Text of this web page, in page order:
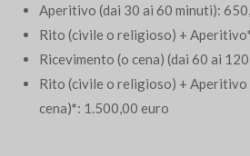
Aperitivo (dai 30 ai 60 minuti):
Rito (civile o religioso) + Aperitivo
Ricevimento (o cena) (dai 60 ai
Rito (civile o religioso) + Aperitivo
cena)*: 1.500,00 euro